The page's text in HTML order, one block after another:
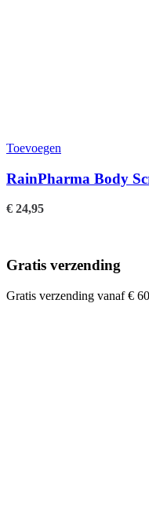
Toevoegen
RainPharma Body
€ 24,95
Gratis verzending
Gratis verzending vanaf € 60